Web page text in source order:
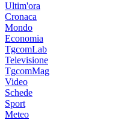
Ultim'ora
Cronaca
Mondo
Economia
TgcomLab
Televisione
TgcomMag
Video
Schede
Sport
Meteo